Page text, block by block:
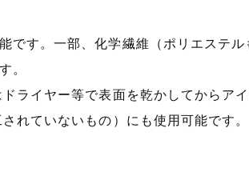
です。一部、化学繊維（ポリエステル
。
ライヤー等で表面を乾かしてからア
れていないもの）にも使用可能です